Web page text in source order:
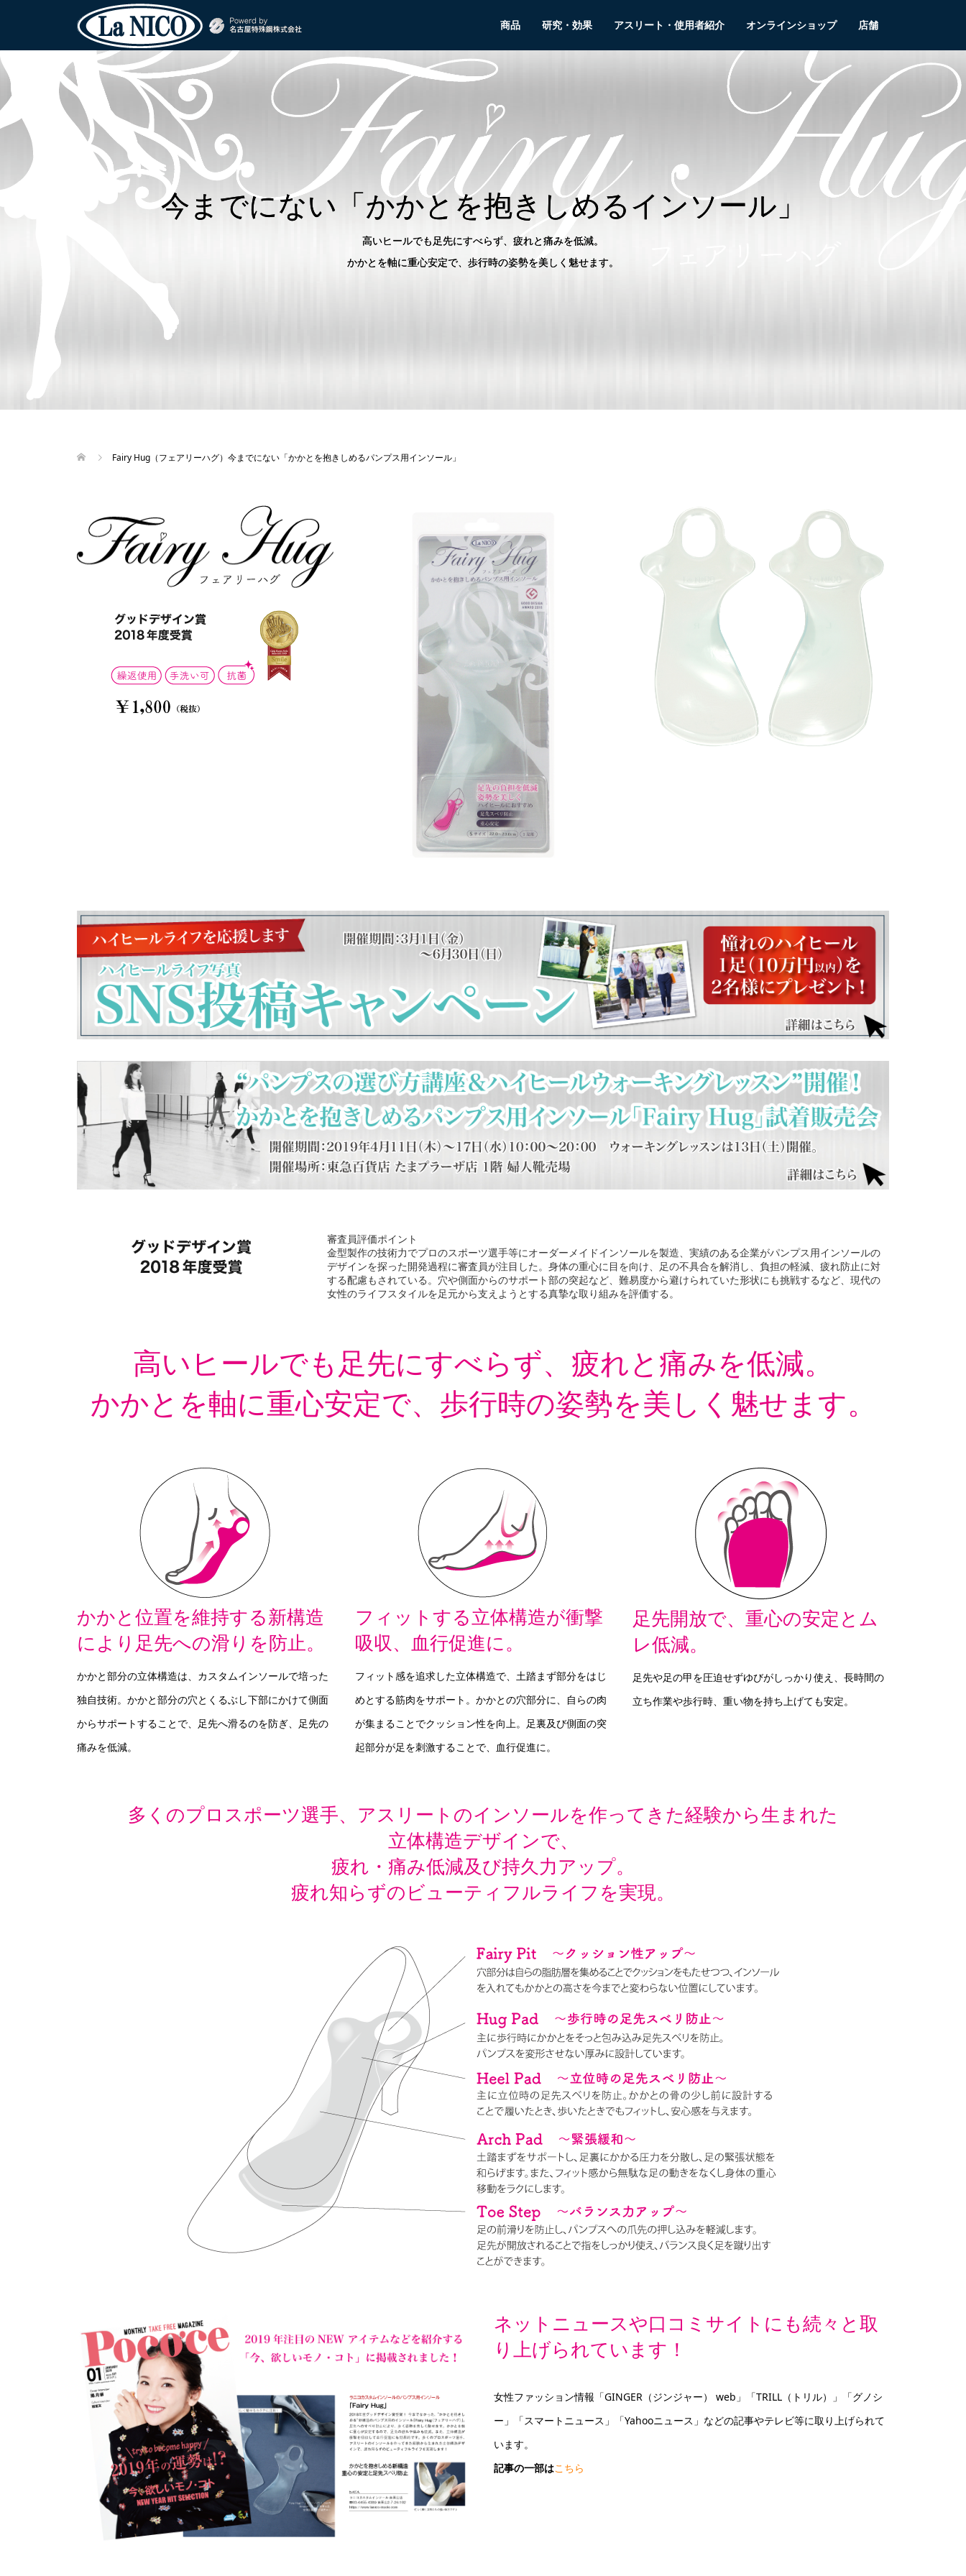
商品 研究・効果 アスリート・使用者紹介 オンラインショップ 店舗
今までにない「かかとを抱きしめるインソール」
高いヒールでも足先にすべらず、疲れと痛みを低減。
かかとを軸に重心安定で、歩行時の姿勢を美しく魅せます。
Fairy Hug（フェアリーハグ）今までにない「かかとを抱きしめるパンプス用インソール」
審査員評価ポイント
金型製作の技術力でプロのスポーツ選手等にオーダーメイドインソールを製造、実績のある企業がパンプス用インソールの
デザインを探った開発過程に審査員が注目した。身体の重心に目を向け、足の不具合を解消し、負担の軽減、疲れ防止に対
する配慮もされている。穴や側面からのサポート部の突起など、難易度から避けられていた形状にも挑戦するなど、現代の
女性のライフスタイルを足元から支えようとする真摯な取り組みを評価する。
高いヒールでも足先にすべらず、疲れと痛みを低減。
かかとを軸に重心安定で、歩行時の姿勢を美しく魅せます。
かかと位置を維持する新構造
により足先への滑りを防止。
かかと部分の立体構造は、カスタムインソールで培った
独自技術。かかと部分の穴とくるぶし下部にかけて側面
からサポートすることで、足先へ滑るのを防ぎ、足先の
痛みを低減。
フィットする立体構造が衝撃
吸収、血行促進に。
フィット感を追求した立体構造で、土踏まず部分をはじ
めとする筋肉をサポート。かかとの穴部分に、自らの肉
が集まることでクッション性を向上。足裏及び側面の突
起部分が足を刺激することで、血行促進に。
足先開放で、重心の安定とム
レ低減。
足先や足の甲を圧迫せずゆびがしっかり使え、長時間の
立ち作業や歩行時、重い物を持ち上げても安定。
多くのプロスポーツ選手、アスリートのインソールを作ってきた経験から生まれた
立体構造デザインで、
疲れ・痛み低減及び持久力アップ。
疲れ知らずのビューティフルライフを実現。
ネットニュースや口コミサイトにも続々と取
り上げられています！
女性ファッション情報「GINGER（ジンジャー） web」「TRILL（トリル）」「グノシ
ー」「スマートニュース」「Yahooニュース」などの記事やテレビ等に取り上げられて
います。
記事の一部はこちら